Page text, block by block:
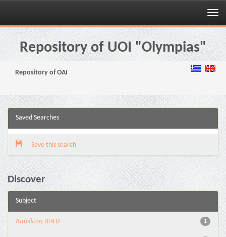
Skip
navigationRepository of UOI "Olympias"
Repository of OAI
Saved Searches
Save this search
Discover
Subject
1
Aπόκλιση BHHJ